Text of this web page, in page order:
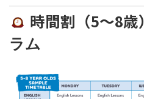
時間割（5〜8歳）
ラム